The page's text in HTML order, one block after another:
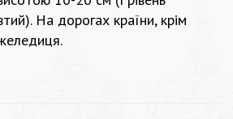
На дорогах країни, крім